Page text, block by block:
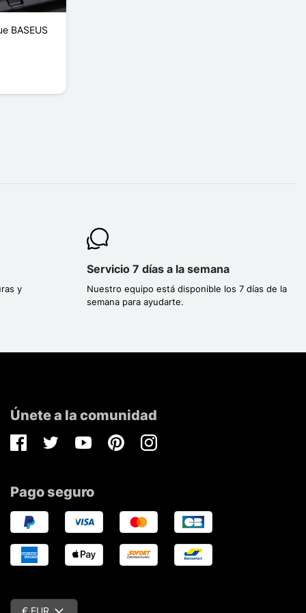
BASEUS
y
Servicio 7 días a la semana
Nuestro equipo está disponible los 7 días de la
semana para ayudarte.
Únete a la comunidad
FacebookTwitterYoutubePinterestInstagram
Pago seguro